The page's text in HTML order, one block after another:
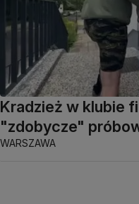
Kradzież w klubie
"zdobycze"
WARSZAWA